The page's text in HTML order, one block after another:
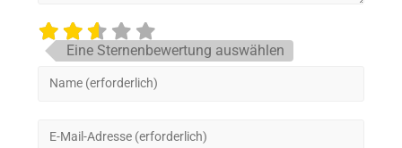
Eine Sternenbewertung auswählen